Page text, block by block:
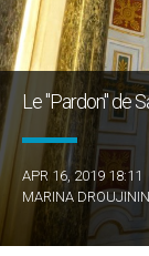
Le "Pardon" de
APR 16, 2019 18:11
MARINA